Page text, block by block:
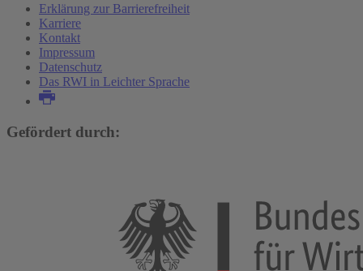
Erklärung zur Barrierefreiheit
Karriere
Kontakt
Impressum
Datenschutz
Das RWI in Leichter Sprache
Gefördert durch: